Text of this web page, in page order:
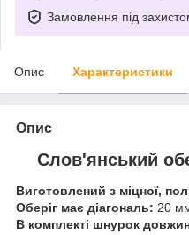
Замовлення під
Опис Характеристики
Опис
Слов'янський
Виготовлений з міцної,
Оберіг має діагональ: 20
В комплекті шнурок